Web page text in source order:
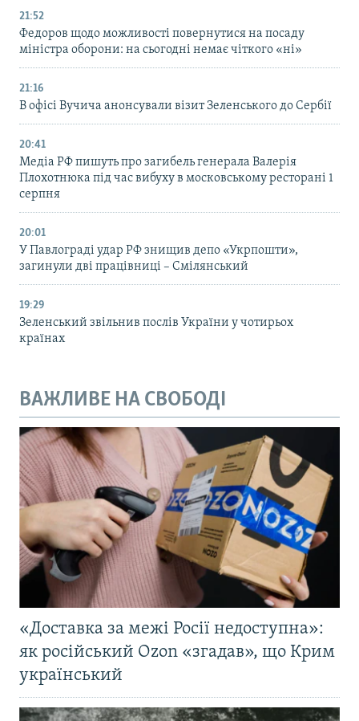
21:52
Федоров щодо можливості повернутися на посаду
міністра оборони: на сьогодні немає чіткого «ні»
21:16
В офісі Вучича анонсували візит Зеленського до Сербії
20:41
Медіа РФ пишуть про загибель генерала Валерія
Плохотнюка під час вибуху в московському ресторані 1
серпня
20:01
У Павлограді удар РФ знищив депо «Укрпошти»,
загинули дві працівниці – Смілянський
19:29
Зеленський звільнив послів України у чотирьох
країнах
ВАЖЛИВЕ НА СВОБОДІ
«Доставка за межі Росії недоступна»:
як російський Ozon «згадав», що Крим
український